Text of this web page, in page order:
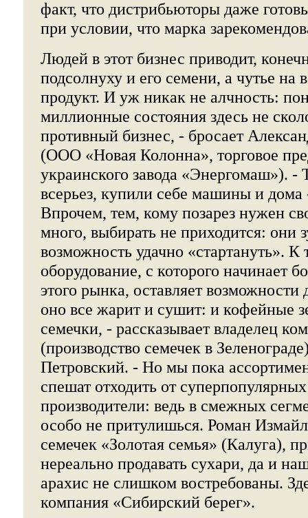
факт, что дистрибьюторы даже
при условии, что марка
Людей в этот бизнес приводит,
подсолнуху и его семени, а чутье на
продукт. И уж никак не алчность:
миллионные состояния здесь не
противный бизнес, - бросает
(ООО «Новая Колонна», торговое
украинского завода «Энергомаш»). -
всерьез, купили себе машины и дома
Впрочем, тем, кому позарез нужен
много, выбирать не приходится: они
возможность удачно «стартануть». К
оборудование, с которого начинает
этого рынка, оставляет
оно все жарит и сушит: и кофейные
семечки, - рассказывает владелец
(производство семечек в
Петровский. - Но мы пока
спешат отходить от
производители: ведь в смежных
особо не притулишься. Роман
семечек «Золотая семья» (Калуга),
нереально продавать сухари, да и
арахис не слишком востребованы.
компания «Сибирский берег».